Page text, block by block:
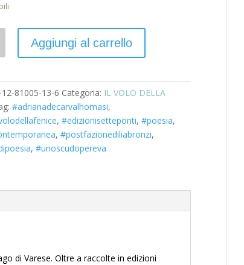
Aggiungi al carrello
12-81005-13-6 Categoria: IL VOLO DELLA
#adrianadecarvalhomasi,
,#edizionisetteponti,#poesia,
,#postfazionediliabronzi,
,#unoscudopereva
di Varese. Oltre a raccolte in edizioni